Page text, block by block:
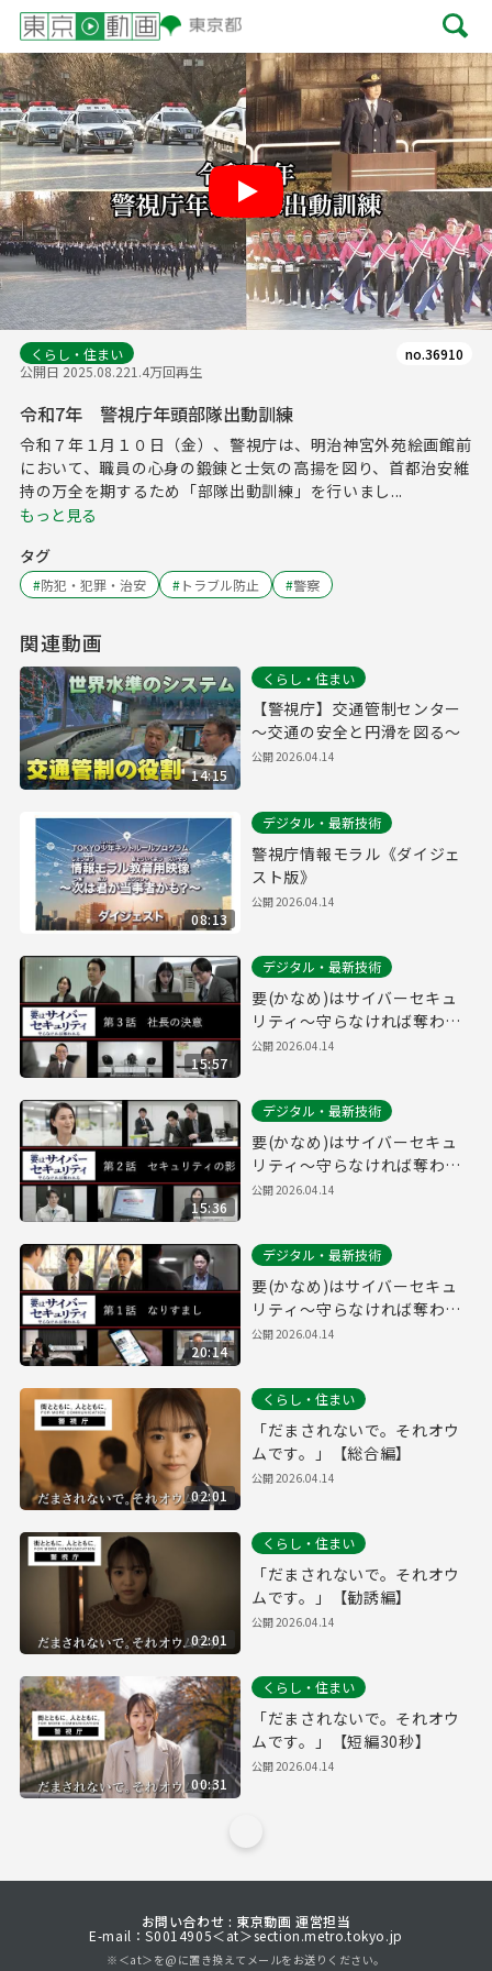
Play
くらし・住まい
公開日 2025.08.221.4万回再生
no.36910
令和7年 警視庁年頭部隊出動訓練
令和７年１月１０日（金）、警視庁は、明治神宮外苑絵画館前
において、職員の心身の鍛錬と士気の高揚を図り、首都治安維
持の万全を期するため「部隊出動訓練」を行いまし...
もっと見る
タグ
#防犯・犯罪・治安 #トラブル防止 #警察
関連動画
14:15
くらし・住まい
【警視庁】交通管制センター
～交通の安全と円滑を図る～
公開2026.04.14
08:13
デジタル・最新技術
警視庁情報モラル《ダイジェ
スト版》
公開2026.04.14
15:57
デジタル・最新技術
要(かなめ)はサイバーセキュ
リティ～守らなければ奪われ
る～第３話「社長の決意」(経
公開2026.04.14
15:36
デジタル・最新技術
要(かなめ)はサイバーセキュ
リティ～守らなければ奪われ
る～第２話「セキュリティの
公開2026.04.14
20:14
デジタル・最新技術
要(かなめ)はサイバーセキュ
リティ～守らなければ奪われ
る～第１話「なりすまし」(一
公開2026.04.14
02:01
くらし・住まい
「だまされないで。それオウ
ムです。」【総合編】
公開2026.04.14
02:01
くらし・住まい
「だまされないで。それオウ
ムです。」【勧誘編】
公開2026.04.14
00:31
くらし・住まい
「だまされないで。それオウ
ムです。」【短編30秒】
公開2026.04.14
お問い合わせ : 東京動画 運営担当
E-mail：S0014905＜at＞section.metro.tokyo.jp
※＜at＞を@に置き換えてメールをお送りください。